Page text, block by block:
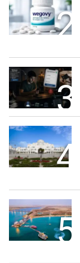
2
3
4
5